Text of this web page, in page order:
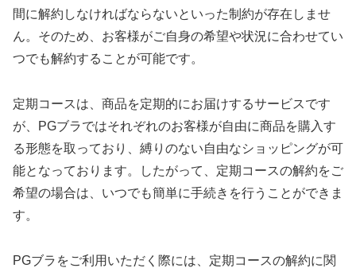
間に解約しなければならないといった制約が存在しませ
ん。そのため、お客様がご自身の希望や状況に合わせてい
つでも解約することが可能です。
定期コースは、商品を定期的にお届けするサービスです
が、PGブラではそれぞれのお客様が自由に商品を購入す
る形態を取っており、縛りのない自由なショッピングが可
能となっております。したがって、定期コースの解約をご
希望の場合は、いつでも簡単に手続きを行うことができま
す。
PGブラをご利用いただく際には、定期コースの解約に関